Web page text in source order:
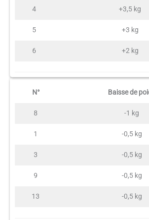
4 +3,5 kg
5 +3 kg
6 +2 kg
N° Baisse de
8 -1 kg
1 -0,5 kg
3 -0,5 kg
9 -0,5 kg
13 -0,5 kg